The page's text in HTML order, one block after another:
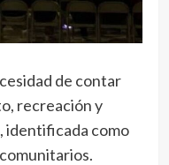
de contar
recreación y
como